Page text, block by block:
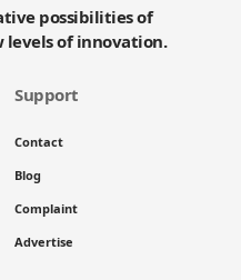
possibilities of
levels of innovation.
Support
Contact
Blog
Complaint
Advertise